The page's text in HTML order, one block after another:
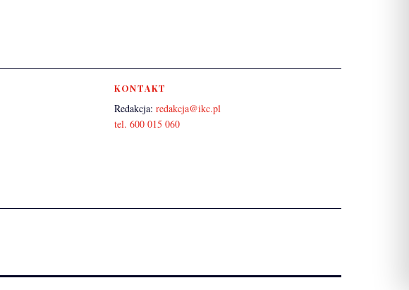
KONTAKT
Redakcja: redakcja@ikc.pl
tel. 600 015 060